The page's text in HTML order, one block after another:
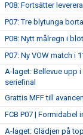
P08: Fortsätter
P07: Tre blytunga
P08: Nytt målregn i
P07: Ny VOW match i
A-laget: Bellevue upp
seriefinal
Grattis MFF till
FCB P07 | Formidabel
A-laget: Glädjen på